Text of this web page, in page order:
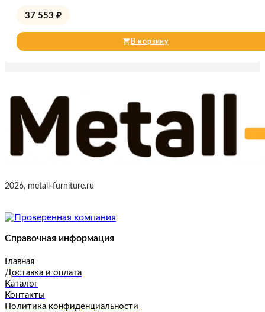
37 553 ₽
В корзину
2026, metall-furniture.ru
Справочная информация
Главная
Доставка и оплата
Каталог
Контакты
Политика конфиденциальности